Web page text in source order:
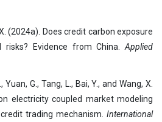
(2024a). Does credit carbon exposure
Evidence from China. Applied
Yuan, G., Tang, L., Bai, Y., and Wang, X.
electricity coupled market modeling
trading mechanism. International